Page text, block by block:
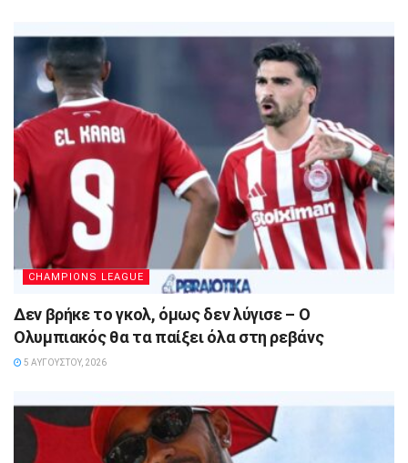
CHAMPIONS LEAGUE
Δεν βρήκε το γκολ, όμως δεν λύγισε – Ο
Ολυμπιακός θα τα παίξει όλα στη ρεβάνς
5 ΑΥΓΟΎΣΤΟΥ, 2026